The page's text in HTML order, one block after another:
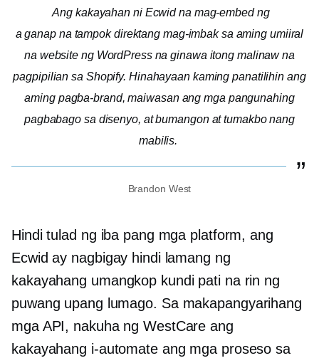
Ang kakayahan ni Ecwid na mag-embed ng
aganap na tampokdirektang mag-imbak sa aming umiiral
na website ng WordPress na ginawa itong malinaw na
pagpipilian sa Shopify. Hinahayaan kaming panatilihin ang
aming pagba-brand, maiwasan ang mga pangunahing
pagbabago sa disenyo, at bumangon at tumakbo nang
mabilis.
Brandon West
Hindi tulad ng iba pang mga platform, ang
Ecwid ay nagbigay hindi lamang ng
kakayahang umangkop kundi pati na rin ng
puwang upang lumago. Sa makapangyarihang
mga API, nakuha ng WestCare ang
kakayahang i-automate ang mga proseso sa